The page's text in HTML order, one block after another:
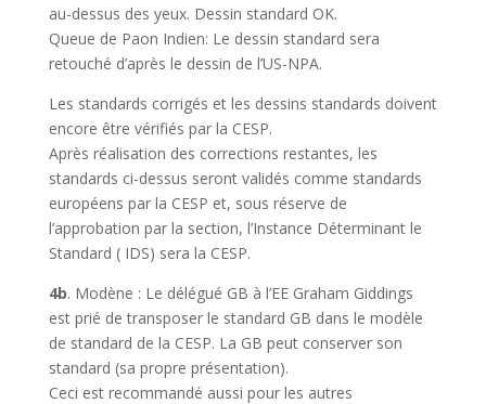
au-dessus des yeux. Dessin standard OK.
Queue de Paon Indien: Le dessin standard sera
retouché d’après le dessin de l’US-NPA.
Les standards corrigés et les dessins standards doivent
encore être vérifiés par la CESP.
Après réalisation des corrections restantes, les
standards ci-dessus seront validés comme standards
européens par la CESP et, sous réserve de
l’approbation par la section, l’Instance Déterminant le
Standard ( IDS) sera la CESP.
4b. Modène : Le délégué GB à l’EE Graham Giddings
est prié de transposer le standard GB dans le modèle
de standard de la CESP. La GB peut conserver son
standard (sa propre présentation).
Ceci est recommandé aussi pour les autres